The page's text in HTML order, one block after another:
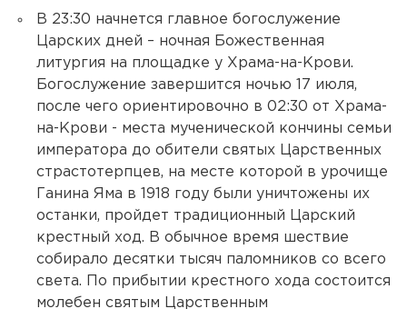
В 23:30 начнется главное богослужение
Царских дней – ночная Божественная
литургия на площадке у Храма-на-Крови.
Богослужение завершится ночью 17 июля,
после чего ориентировочно в 02:30 от Храма-
на-Крови - места мученической кончины семьи
императора до обители святых Царственных
страстотерпцев, на месте которой в урочище
Ганина Яма в 1918 году были уничтожены их
останки, пройдет традиционный Царский
крестный ход. В обычное время шествие
собирало десятки тысяч паломников со всего
света. По прибытии крестного хода состоится
молебен святым Царственным